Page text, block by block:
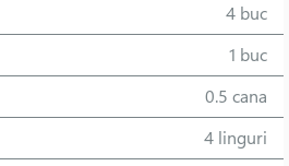
4 buc
1 buc
0.5 cana
4 linguri